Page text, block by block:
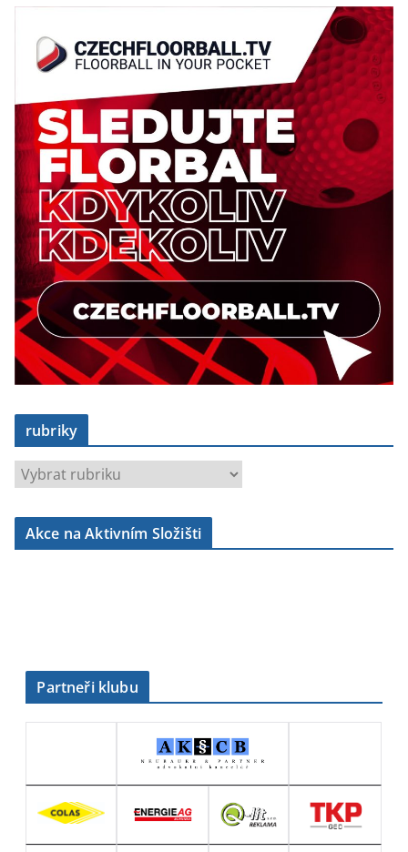
rubriky
b
Akce na Aktivním Složišti
Partneři klubu